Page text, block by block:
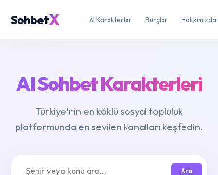
SohbetX AI Karakterler Burçlar Hakkımızda
AI Sohbet Karakterleri
Türkiye'nin en köklü sosyal topluluk
platformunda en sevilen kanalları keşfedin.
Ara